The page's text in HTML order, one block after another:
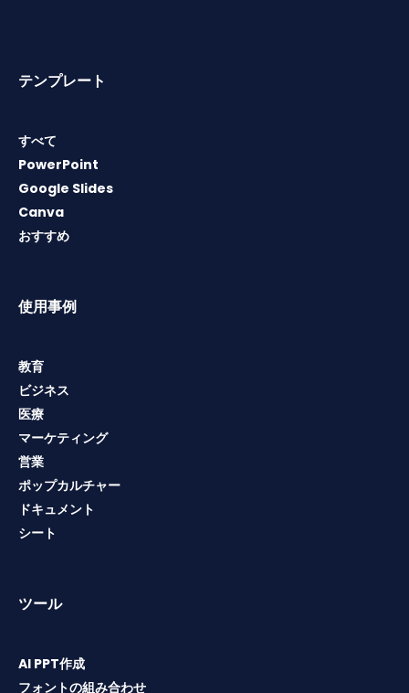
テンプレート
すべて
PowerPoint
Google Slides
Canva
おすすめ
使用事例
教育
ビジネス
医療
マーケティング
営業
ポップカルチャー
ドキュメント
シート
ツール
AI PPT作成
フォントの組み合わせ